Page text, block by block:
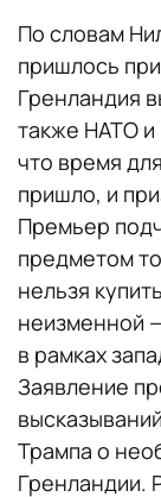
По словам
пришлось
Гренландия
также НАТО и
что время
пришло, и
Премьер
предметом
нельзя
неизменной
в рамках
Заявление
Трампа о
Гренландии.